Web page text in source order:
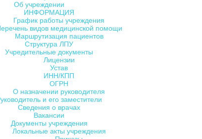
Об учреждении
ИНФОРМАЦИЯ
График работы учреждения
видов медицинской помощи
Маршрутизация пациентов
Структура ЛПУ
Учредительные документы
Лицензии
Устав
ИНН/КПП
ОГРН
О назначении руководителя
и его заместители
Сведения о врачах
Вакансии
Документы учреждения
Локальные акты учреждения